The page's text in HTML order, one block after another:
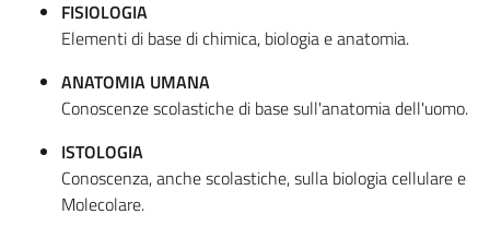
FISIOLOGIA
Elementi di base di chimica, biologia e anatomia.
ANATOMIA UMANA
Conoscenze scolastiche di base sull'anatomia dell'uomo.
ISTOLOGIA
Conoscenza, anche scolastiche, sulla biologia cellulare e
Molecolare.